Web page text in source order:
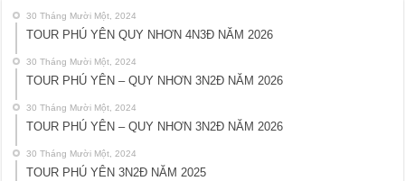
30 Tháng Mười Một, 2024
TOUR PHÚ YÊN QUY NHƠN 4N3Đ NĂM 2026
30 Tháng Mười Một, 2024
TOUR PHÚ YÊN – QUY NHƠN 3N2Đ NĂM 2026
30 Tháng Mười Một, 2024
TOUR PHÚ YÊN – QUY NHƠN 3N2Đ NĂM 2026
30 Tháng Mười Một, 2024
TOUR PHÚ YÊN 3N2Đ NĂM 2025